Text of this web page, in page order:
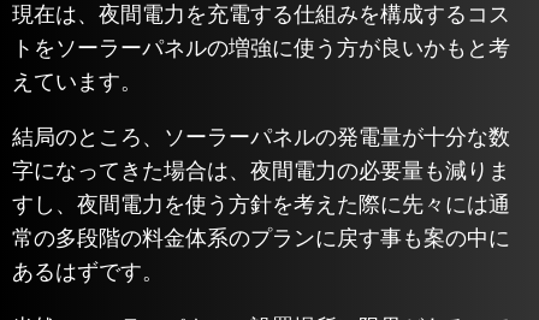
現在は、夜間電力を充電する仕組みを構成するコス
トをソーラーパネルの増強に使う方が良いかもと考
えています。
結局のところ、ソーラーパネルの発電量が十分な数
字になってきた場合は、夜間電力の必要量も減りま
すし、夜間電力を使う方針を考えた際に先々には通
常の多段階の料金体系のプランに戻す事も案の中に
あるはずです。